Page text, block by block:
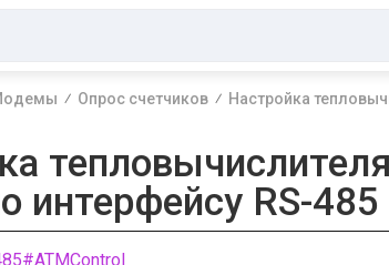
Опрос счетчиков Настройка
интерфейсу RS-485
#ATMControl